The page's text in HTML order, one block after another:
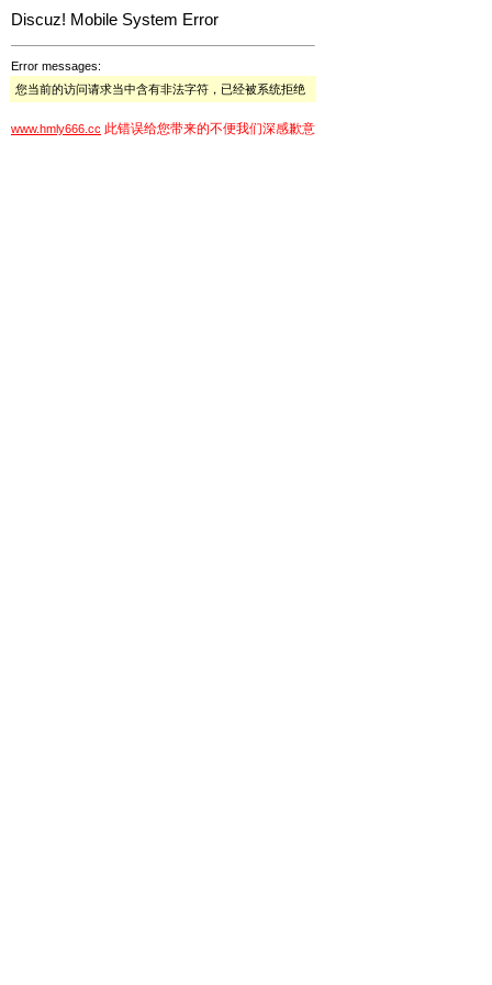
Discuz! Mobile System Error
Error messages:
您当前的访问请求当中含有非法字符，已经被系统拒绝
www.hmly666.cc 此错误给您带来的不便我们深感歉意